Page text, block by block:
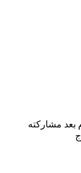
بعد مشاركته